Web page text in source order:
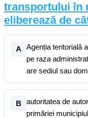
transportului în
eliberează de
A
Agenția teritorială
pe raza
are sediul sau
B
autoritatea de
primăriei